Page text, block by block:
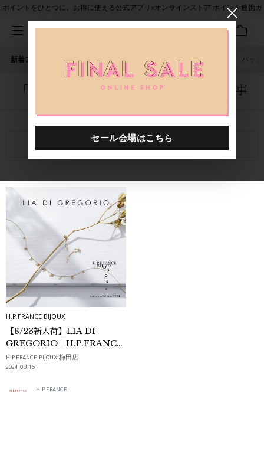
ポイントをひとつに。お得に使える公式アプリ×オンラインストア ポイント連携ガ
新着アイテム 人気ワード セール 40th限定 バッグ
「0000184.2410772.0001」に関する記事
関連キーワード
H.P.FRANCE BIJOUX
【8/23新入荷】LIA DI
GREGORIO｜H.P.FRANCE
BIJOUX
H.P.FRANCE BIJOUX 梅田店
2024.08.16
H.P.FRANCE